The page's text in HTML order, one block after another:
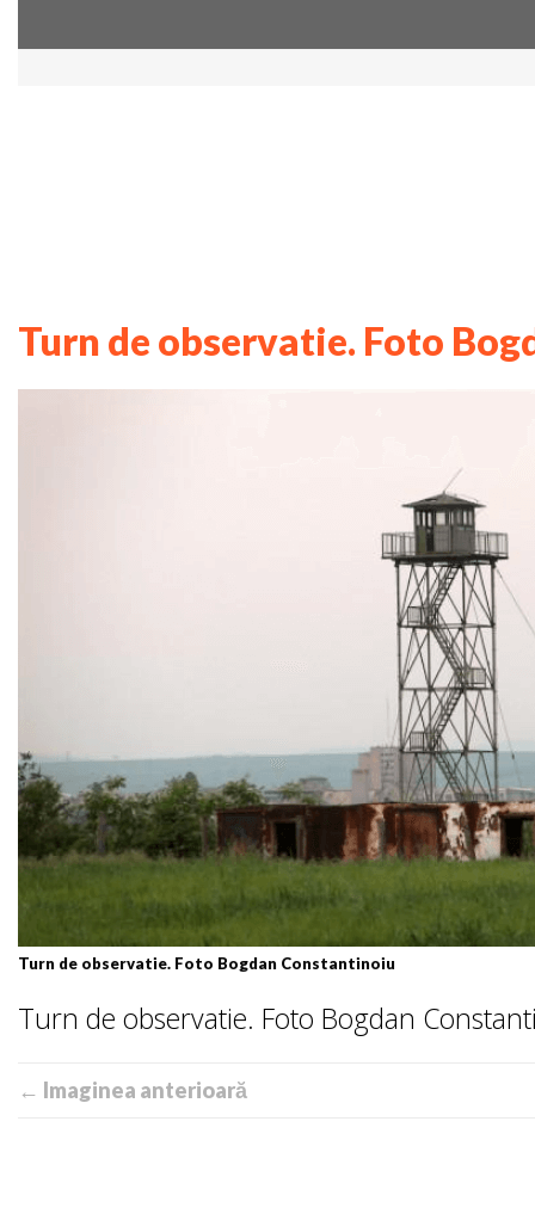
Turn de observatie. Foto
Turn de observatie. Foto Bogdan Constantinoiu
Turn de observatie. Foto Bogdan
← Imaginea anterioară